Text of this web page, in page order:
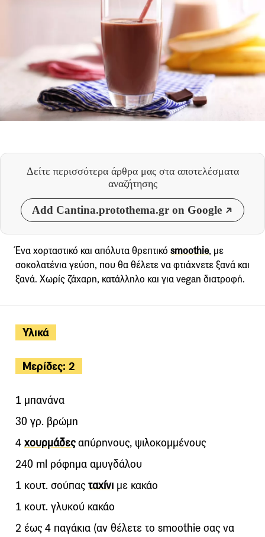
Δείτε περισσότερα άρθρα μας στα αποτελέσματα
αναζήτησης
Add Cantina.protothema.gr on Google
Υλικά
Μερίδες: 2
1 μπανάνα
30 γρ. βρώμη
4 χουρμάδεςαπύρηνους, ψιλοκομμένους
240 ml ρόφημα αμυγδάλου
1 κουτ. σούπας ταχίνι με κακάο
1 κουτ. γλυκού κακάο
2 έως 4 παγάκια (αν θέλετε το smoothie σας να
Ένα χορταστικό και απόλυτα θρεπτικό smoothie, με
σοκολατένια γεύση, που θα θέλετε να φτιάχνετε ξανά και
ξανά. Χωρίς ζάχαρη, κατάλληλο και για vegan διατροφή.